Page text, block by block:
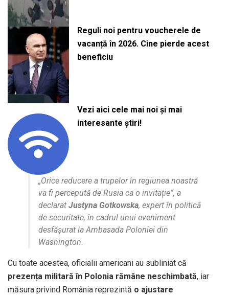
Reguli noi pentru voucherele de
vacanță în 2026. Cine pierde acest
beneficiu
Vezi aici cele mai noi și mai
interesante știri!
„Orice reducere a trupelor în regiunea noastră
va fi percepută de Rusia ca o invitație”, a
declarat Justyna Gotkowska, expert în politică
de securitate, în cadrul unui eveniment
desfășurat la Ambasada Poloniei din
Washington.
Cu toate acestea, oficialii americani au subliniat că
prezența militară în Polonia rămâne neschimbată, iar
măsura privind România reprezintă o ajustare